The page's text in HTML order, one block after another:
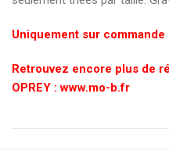
Uniquement sur commande
Retrouvez encore plus de
OPREY : www.mo-b.fr